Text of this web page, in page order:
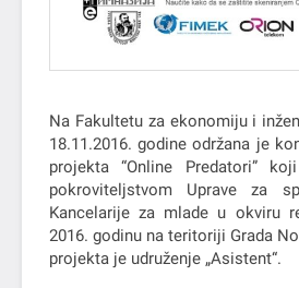
Na Fakultetu za ekonomiju i
18.11.2016. godine održana je
projekta “Online Predatori”
pokroviteljstvom Uprave za
Kancelarije za mlade u okviru
2016. godinu na teritoriji Grada
projekta je udruženje „Asistent“.